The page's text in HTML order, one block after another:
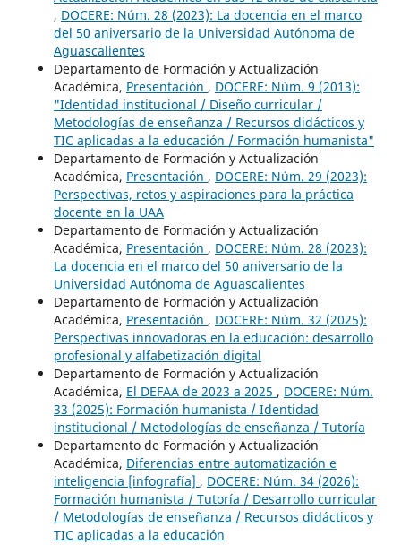
, DOCERE: Núm. 28 (2023): La docencia en el marco
del 50 aniversario de la Universidad Autónoma de
Aguascalientes
Departamento de Formación y Actualización
Académica, Presentación , DOCERE: Núm. 9 (2013):
"Identidad institucional / Diseño curricular /
Metodologías de enseñanza / Recursos didácticos y
TIC aplicadas a la educación / Formación humanista"
Departamento de Formación y Actualización
Académica, Presentación , DOCERE: Núm. 29 (2023):
Perspectivas, retos y aspiraciones para la práctica
docente en la UAA
Departamento de Formación y Actualización
Académica, Presentación , DOCERE: Núm. 28 (2023):
La docencia en el marco del 50 aniversario de la
Universidad Autónoma de Aguascalientes
Departamento de Formación y Actualización
Académica, Presentación , DOCERE: Núm. 32 (2025):
Perspectivas innovadoras en la educación: desarrollo
profesional y alfabetización digital
Departamento de Formación y Actualización
Académica, El DEFAA de 2023 a 2025 , DOCERE: Núm.
33 (2025): Formación humanista / Identidad
institucional / Metodologías de enseñanza / Tutoría
Departamento de Formación y Actualización
Académica, Diferencias entre automatización e
inteligencia [infografía] , DOCERE: Núm. 34 (2026):
Formación humanista / Tutoría / Desarrollo curricular
/ Metodologías de enseñanza / Recursos didácticos y
TIC aplicadas a la educación